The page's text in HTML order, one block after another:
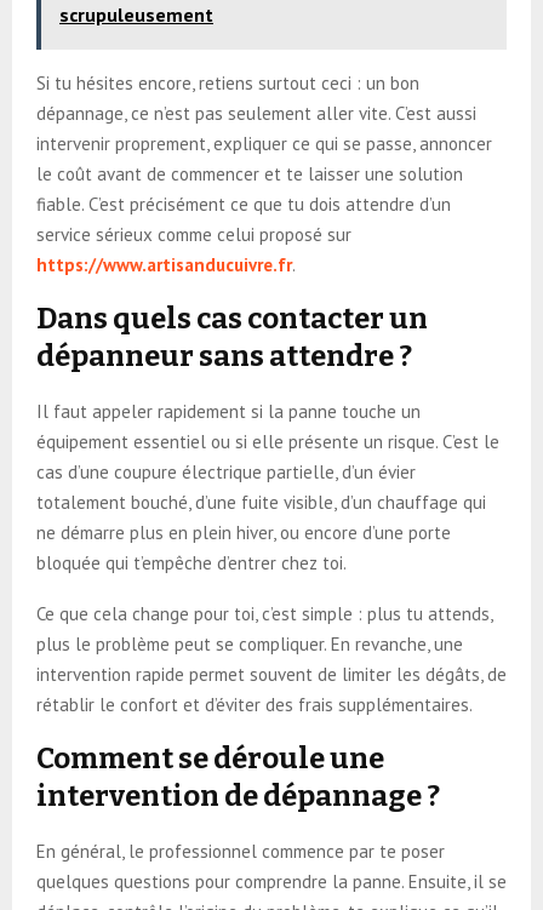
scrupuleusement
Si tu hésites encore, retiens surtout ceci : un bon
dépannage, ce n’est pas seulement aller vite. C’est aussi
intervenir proprement, expliquer ce qui se passe, annoncer
le coût avant de commencer et te laisser une solution
fiable. C’est précisément ce que tu dois attendre d’un
service sérieux comme celui proposé sur
https://www.artisanducuivre.fr.
Dans quels cas contacter un
dépanneur sans attendre ?
Il faut appeler rapidement si la panne touche un
équipement essentiel ou si elle présente un risque. C’est le
cas d’une coupure électrique partielle, d’un évier
totalement bouché, d’une fuite visible, d’un chauffage qui
ne démarre plus en plein hiver, ou encore d’une porte
bloquée qui t’empêche d’entrer chez toi.
Ce que cela change pour toi, c’est simple : plus tu attends,
plus le problème peut se compliquer. En revanche, une
intervention rapide permet souvent de limiter les dégâts, de
rétablir le confort et d’éviter des frais supplémentaires.
Comment se déroule une
intervention de dépannage ?
En général, le professionnel commence par te poser
quelques questions pour comprendre la panne. Ensuite, il se